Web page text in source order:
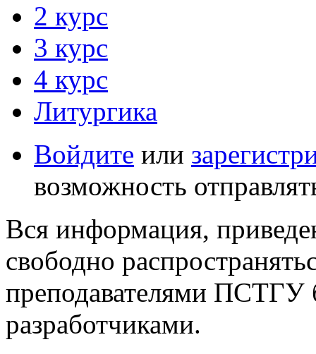
2 курс
3 курс
4 курс
Литургика
Войдите или
возможность
Вся информация,
свободно
преподавателями ПСТГУ
разработчиками.